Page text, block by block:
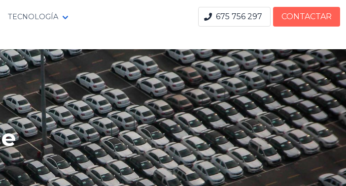
TECNOLOGÍA 675 756 297 CONTACTAR